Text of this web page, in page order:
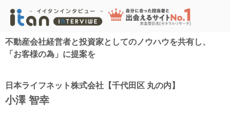
不動産会社経営者と投資家としてのノウハウを共有し、
「お客様の為」に提案を
日本ライフネット株式会社【千代田区 丸の内】
小澤 智幸